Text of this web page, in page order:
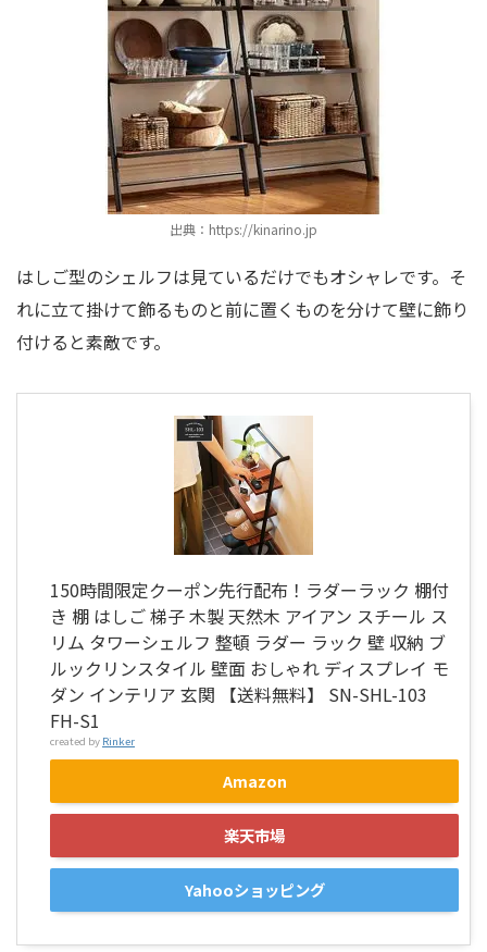
出典：https://kinarino.jp
はしご型のシェルフは見ているだけでもオシャレです。そ
れに立て掛けて飾るものと前に置くものを分けて壁に飾り
付けると素敵です。
150時間限定クーポン先行配布！ラダーラック 棚付
き 棚 はしご 梯子 木製 天然木 アイアン スチール ス
リム タワーシェルフ 整頓 ラダー ラック 壁 収納 ブ
ルックリンスタイル 壁面 おしゃれ ディスプレイ モ
ダン インテリア 玄関 【送料無料】 SN-SHL-103
FH-S1
created by Rinker
Amazon
楽天市場
Yahooショッピング